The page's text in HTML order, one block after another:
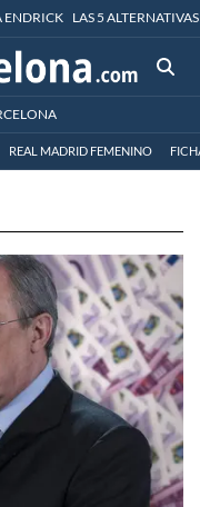
ENDRICK LAS 5
REAL MADRID FEMENINO